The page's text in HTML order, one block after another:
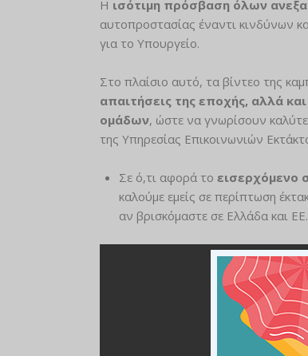
Η ισότιμη πρόσβαση όλων
αυτοπροστασίας έναντι κινδύνων
για το Υπουργείο.
Στο πλαίσιο αυτό, τα βίντεο της
απαιτήσεις της εποχής, αλλά
ομάδων, ώστε να γνωρίσουν
της Υπηρεσίας Επικοινωνιών
Σε ό,τι αφορά το εισερχόμενο
καλούμε εμείς σε περίπτωση
αν βρισκόμαστε σε Ελλάδα και ΕΕ.